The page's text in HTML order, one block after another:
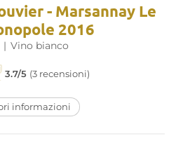
- Marsannay Le
2016
| Vino bianco
3.7/5 (3 recensioni)
informazioni